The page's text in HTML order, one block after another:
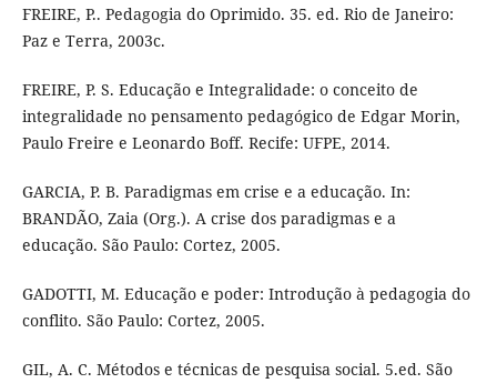
FREIRE, P.. Pedagogia do Oprimido. 35. ed. Rio de Janeiro:
Paz e Terra, 2003c.
FREIRE, P. S. Educação e Integralidade: o conceito de
integralidade no pensamento pedagógico de Edgar Morin,
Paulo Freire e Leonardo Boff. Recife: UFPE, 2014.
GARCIA, P. B. Paradigmas em crise e a educação. In:
BRANDÃO, Zaia (Org.). A crise dos paradigmas e a
educação. São Paulo: Cortez, 2005.
GADOTTI, M. Educação e poder: Introdução à pedagogia do
conflito. São Paulo: Cortez, 2005.
GIL, A. C. Métodos e técnicas de pesquisa social. 5.ed. São